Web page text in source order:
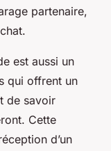
partenaire,
est aussi un
qui offrent un
de savoir
Cette
d’un